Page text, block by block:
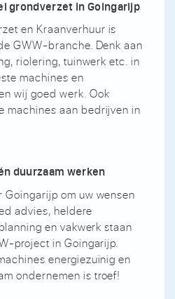
grondverzet in Goingarijp
en Kraanverhuur is
GWW-branche. Denk aan
riolering, tuinwerk etc. in
machines en
wij goed werk. Ook
machines aan bedrijven in
duurzaam werken
Goingarijp om uw wensen
advies, heldere
en vakwerk staan
project in Goingarijp.
energiezuinig en
ondernemen is troef!